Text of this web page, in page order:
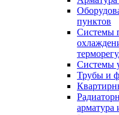
пунктов
Системы
Системы
Трубы и
арматура